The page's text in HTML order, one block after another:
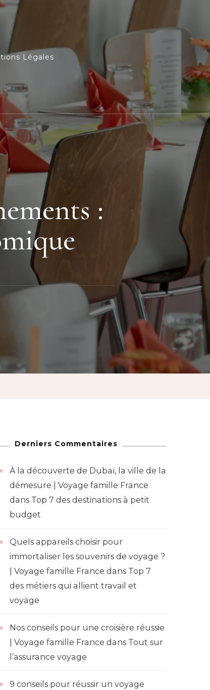
Légales
:
Derniers Commentaires
À la découverte de Dubaï, la ville de la
démesure | Voyage famille France
dans Top 7 des destinations à petit
budget
Quels appareils choisir pour
immortaliser les souvenirs de voyage ?
| Voyage famille France dans Top 7
des métiers qui allient travail et
voyage
Nos conseils pour une croisière réussie
| Voyage famille France dans Tout sur
l’assurance voyage
9 conseils pour réussir un voyage